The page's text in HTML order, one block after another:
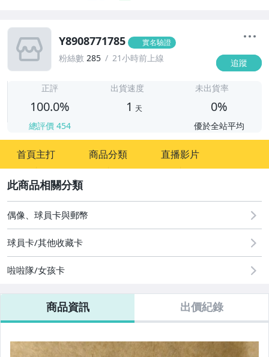
Y8908771785 實名驗證
粉絲數 285 21小時前上線 追蹤
正評
100.0%
總評價 454
出貨速度
1 天
未出貨率
0%
優於全站平均
首頁主打 商品分類 直播影片
偶像、球員卡與郵幣
球員卡/其他收藏卡
啦啦隊/女孩卡
商品資訊 出價紀錄